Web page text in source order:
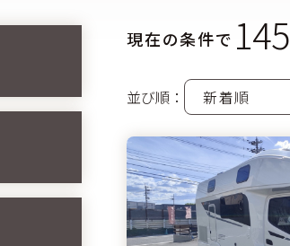
現在の条件で 145
並び順：